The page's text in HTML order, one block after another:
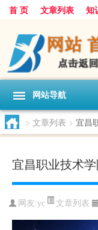
首 页 文章列表 知
网站导航
> 文章列表 > 宜昌
宜昌职业技术
网友:yc 文章列表